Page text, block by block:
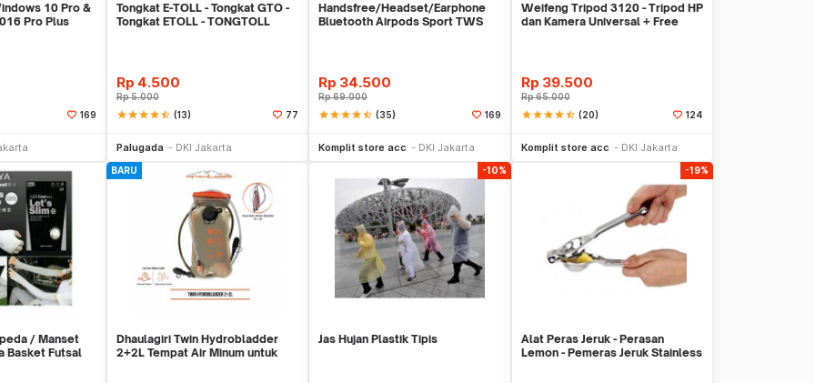
10 Pro &
Pro Plus
169
Tongkat E-TOLL - Tongkat GTO -
Tongkat ETOLL - TONGTOLL
Rp 4.500
Rp5.000
starstarstarstarstar_half (13) 77
Palugada DKI Jakarta
Handsfree/Headset/Earphone
Bluetooth Airpods Sport TWS
Rp 34.500
Rp69.000
starstarstarstarstar_half (35) 169
Komplit store acc DKI Jakarta
Weifeng Tripod 3120 - Tripod HP
dan Kamera Universal + Free
Rp 39.500
Rp65.000
starstarstarstarstar_half (20) 124
Komplit store acc DKI Jakarta
/ Manset
Basket Futsal
BARU
Dhaulagiri Twin Hydrobladder
2+2L Tempat Air Minum untuk
-10%
Jas Hujan Plastik Tipis
-19%
Alat Peras Jeruk - Perasan
Lemon - Pemeras Jeruk Stainless